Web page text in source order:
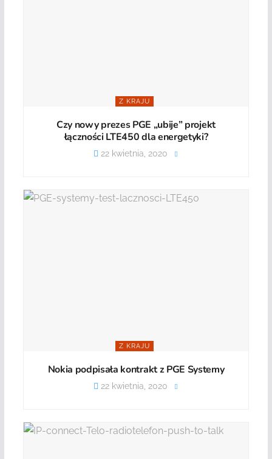
Z KRAJU
Czy nowy prezes PGE „ubije” projekt
łączności LTE450 dla energetyki?
22 kwietnia, 2020
Z KRAJU
Nokia podpisała kontrakt z PGE Systemy
22 kwietnia, 2020